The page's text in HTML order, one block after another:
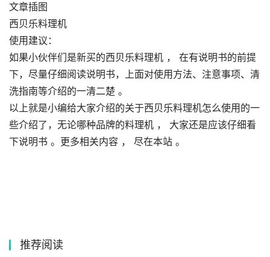
文章插图
西贝乐料理机
使用建议：
如果小伙伴们是新买的西贝乐料理机 ， 在有说明书的前提
下，尽量仔细阅读说明书，上面对使用方法、注意事项、清
洗指南等介绍的一清二楚 。
以上就是小编给大家介绍的关于西贝乐料理机怎么使用的一
些介绍了，无论哪种品牌的料理机 ， 大家还是应该仔细看
下说明书 。更多相关内容 ， 尽在本站 。
推荐阅读